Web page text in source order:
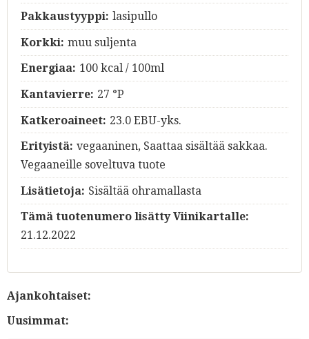
Pakkaustyyppi: lasipullo
Korkki: muu suljenta
Energiaa: 100 kcal / 100ml
Kantavierre: 27 °P
Katkeroaineet: 23.0 EBU-yks.
Erityistä: vegaaninen, Saattaa sisältää sakkaa.
Vegaaneille soveltuva tuote
Lisätietoja: Sisältää ohramallasta
Tämä tuotenumero lisätty Viinikartalle:
21.12.2022
Ajankohtaiset:
Uusimmat: